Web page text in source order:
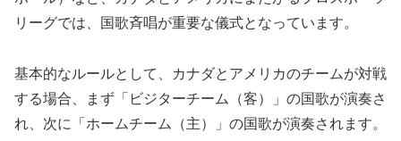
リーグでは、国歌斉唱が重要な儀式となっています。
基本的なルールとして、カナダとアメリカのチームが対戦
する場合、まず「ビジターチーム（客）」の国歌が演奏さ
れ、次に「ホームチーム（主）」の国歌が演奏されます。